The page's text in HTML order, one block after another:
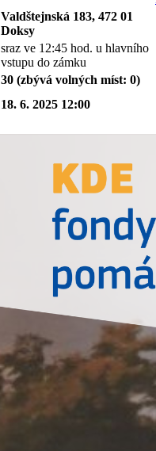
Valdštejnská 183, 472 01
Doksy
sraz ve 12:45 hod. u hlavního
vstupu do zámku
30 (zbývá volných míst: 0)
18. 6. 2025 12:00